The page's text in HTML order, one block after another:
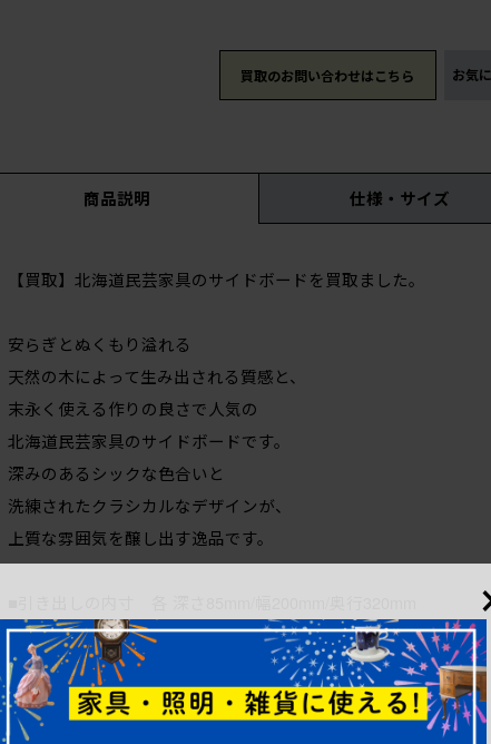
買取のお問い合わせはこちら お気
商品説明 仕様・サイズ
【買取】北海道民芸家具のサイドボードを買取ました。
安らぎとぬくもり溢れる
天然の木によって生み出される質感と、
末永く使える作りの良さで人気の
北海道民芸家具のサイドボードです。
深みのあるシックな色合いと
洗練されたクラシカルなデザインが、
上質な雰囲気を醸し出す逸品です。
■棚の高さ (左右) 各 上から235・185mm/(中央)200mm
■棚幅 (左右) 各 230mm/(中)675mm
■棚の奥行 (左右) 各 365mm/(中央)330mm
■棚底の奥行 (左右) 各 330mm/(中央)345mm